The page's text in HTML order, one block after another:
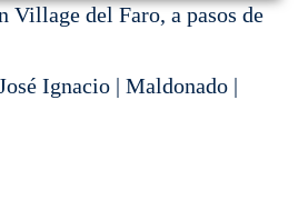
Village del Faro, a pasos de
Ignacio | Maldonado |